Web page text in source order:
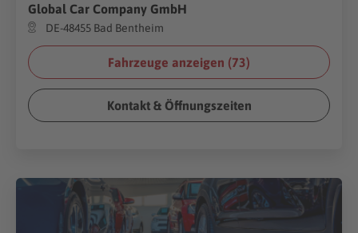
Global Car Company GmbH
DE-48455 Bad Bentheim
Fahrzeuge anzeigen (73)
Kontakt & Öffnungszeiten